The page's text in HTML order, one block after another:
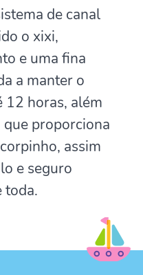
de canal
o xixi,
e uma fina
a manter o
12 horas, além
proporciona
assim
e seguro
toda.